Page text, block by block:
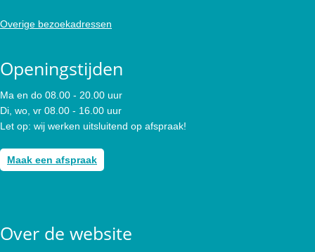
Overige bezoekadressen
Openingstijden
Ma en do 08.00 - 20.00 uur
Di, wo, vr 08.00 - 16.00 uur
Let op: wij werken uitsluitend op afspraak!
Maak een afspraak
Over de website